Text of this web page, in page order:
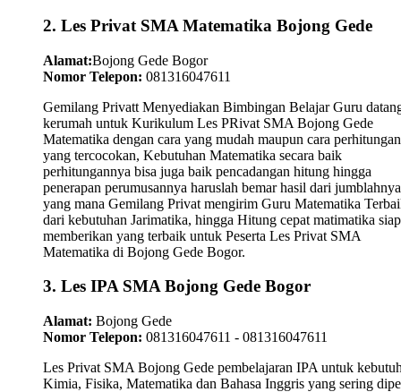
2. Les Privat SMA Matematika Bojong Gede
Alamat:Bojong Gede Bogor
Nomor Telepon: 081316047611
Gemilang Privatt Menyediakan Bimbingan Belajar Guru
kerumah untuk Kurikulum Les PRivat SMA Bojong Gede
Matematika dengan cara yang mudah maupun cara perhitungan
yang tercocokan, Kebutuhan Matematika secara baik
perhitungannya bisa juga baik pencadangan hitung hingga
penerapan perumusannya haruslah bemar hasil dari
yang mana Gemilang Privat mengirim Guru Matematika
dari kebutuhan Jarimatika, hingga Hitung cepat matimatika siap
memberikan yang terbaik untuk Peserta Les Privat SMA
Matematika di Bojong Gede Bogor.
3. Les IPA SMA Bojong Gede Bogor
Alamat: Bojong Gede
Nomor Telepon: 081316047611 - 081316047611
Les Privat SMA Bojong Gede pembelajaran IPA untuk
Kimia, Fisika, Matematika dan Bahasa Inggris yang sering